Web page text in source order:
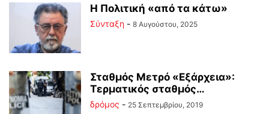
Η Πολιτική «από τα κάτω»
Σύνταξη - 8 Αυγούστου, 2025
Σταθμός Μετρό «Εξάρχεια»:
Τερματικός σταθμός…
δρόμος - 25 Σεπτεμβρίου, 2019